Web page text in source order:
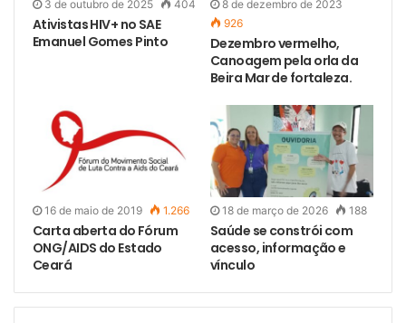
3 de outubro de 2025 404
Ativistas HIV+ no SAE
Emanuel Gomes Pinto
8 de dezembro de 2023
926
Dezembro vermelho,
Canoagem pela orla da
Beira Mar de fortaleza.
16 de maio de 2019 1.266
Carta aberta do Fórum
ONG/AIDS do Estado
Ceará
18 de março de 2026 188
Saúde se constrói com
acesso, informação e
vínculo